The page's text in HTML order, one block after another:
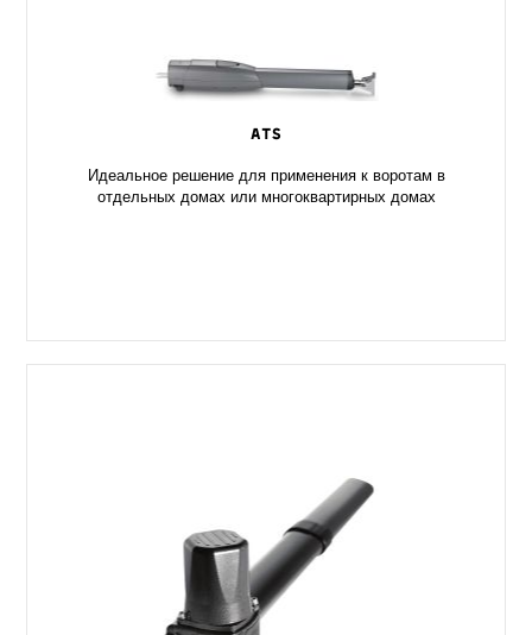
ATS
Идеальное решение для применения к воротам в
отдельных домах или многоквартирных домах